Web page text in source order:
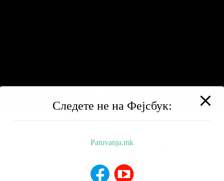
BALKAN TRIP
НИЗ МАКЕДОНИЈА
Следете не на Фејсбук:
Patuvanja.mk